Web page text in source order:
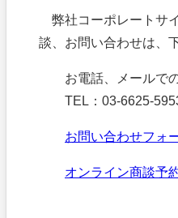
弊社コーポレートサ
談、お問い合わせは、
お電話、メールで
TEL：03-6625-
お問い合わせフォ
オンライン商談予